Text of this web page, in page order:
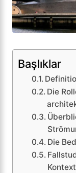
Başlıklar
Die
Die